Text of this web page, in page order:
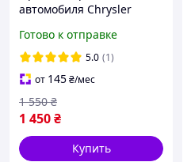
автомобиля Chrysler
Готово к отправке
5.0 (1)
от 145₴/мес
1 450₴
1 550 ₴
Купить